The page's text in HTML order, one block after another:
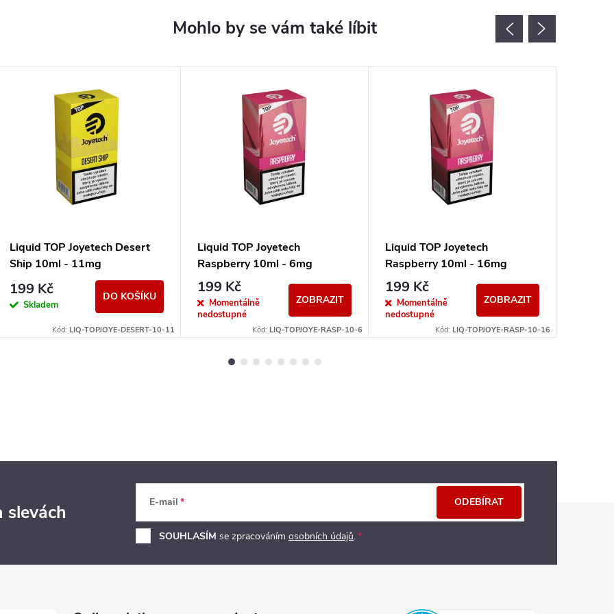
Liquid TOP Joyetech Desert
Ship 10ml - 11mg
199 Kč
Skladem
DO KOŠÍKU
Kód: LIQ-TOPJOYE-DESERT-10-11
Liquid TOP Joyetech
Raspberry 10ml - 6mg
199 Kč
Momentálně
nedostupné
ZOBRAZIT
Kód: LIQ-TOPJOYE-RASP-10-6
Liquid TOP Joyetech
Raspberry 10ml - 16mg
199 Kč
Momentálně
nedostupné
ZOBRAZIT
Kód: LIQ-TOPJOYE-RASP-10-16
slevách E-mail
SOUHLASÍM se zpracováním osobních údajů.
ODEBÍRAT